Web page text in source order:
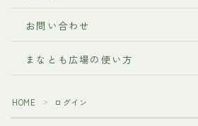
お問い合わせ
まなとも広場の使い方
HOME ＞ ログイン